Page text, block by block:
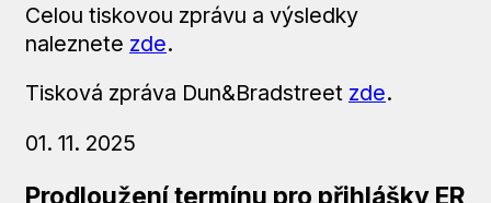
Celou tiskovou zprávu a výsledky
naleznete zde.
Tisková zpráva Dun&Bradstreet zde.
01. 11. 2025
Prodloužení termínu pro přihlášky ER